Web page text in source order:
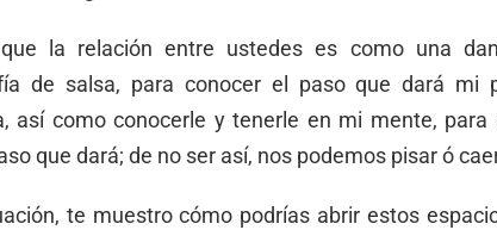
la relación entre ustedes es como una
de salsa, para conocer el paso que dará mi
así como conocerle y tenerle en mi mente, para
que dará; de no ser así, nos podemos pisar ó
te muestro cómo podrías abrir estos